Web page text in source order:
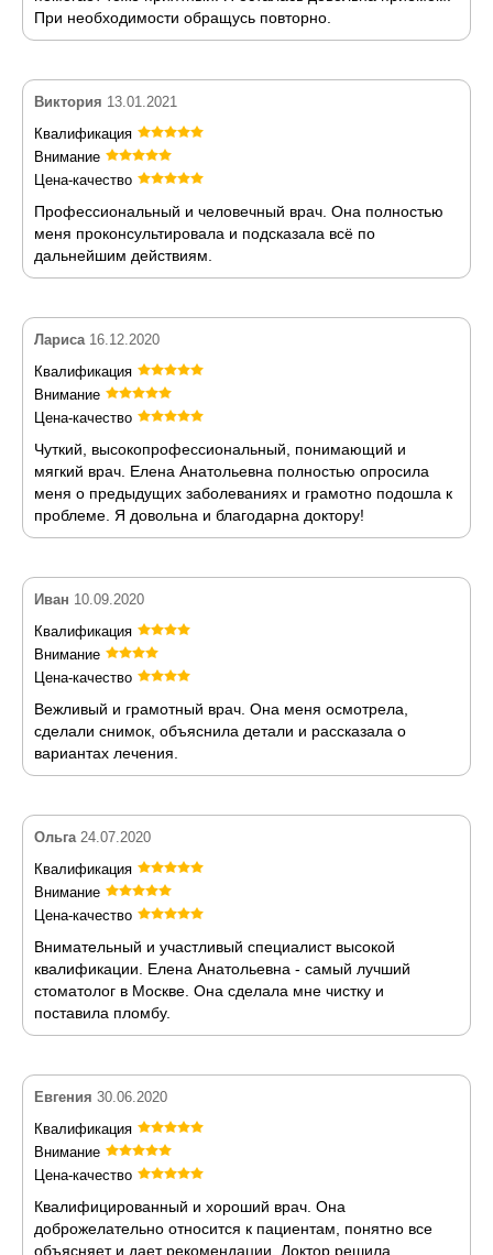
При необходимости обращусь повторно.
Виктория 13.01.2021
Квалификация
Внимание
Цена-качество
Профессиональный и человечный врач. Она полностью
меня проконсультировала и подсказала всё по
дальнейшим действиям.
Лариса 16.12.2020
Квалификация
Внимание
Цена-качество
Чуткий, высокопрофессиональный, понимающий и
мягкий врач. Елена Анатольевна полностью опросила
меня о предыдущих заболеваниях и грамотно подошла к
проблеме. Я довольна и благодарна доктору!
Иван 10.09.2020
Квалификация
Внимание
Цена-качество
Вежливый и грамотный врач. Она меня осмотрела,
сделали снимок, объяснила детали и рассказала о
вариантах лечения.
Ольга 24.07.2020
Квалификация
Внимание
Цена-качество
Внимательный и участливый специалист высокой
квалификации. Елена Анатольевна - самый лучший
стоматолог в Москве. Она сделала мне чистку и
поставила пломбу.
Евгения 30.06.2020
Квалификация
Внимание
Цена-качество
Квалифицированный и хороший врач. Она
доброжелательно относится к пациентам, понятно все
объясняет и дает рекомендации. Доктор решила